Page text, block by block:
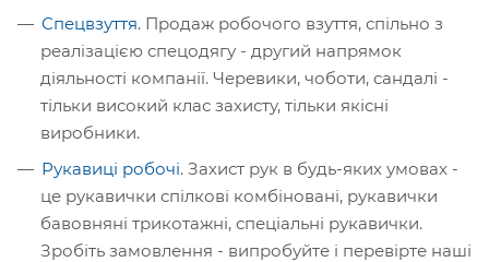
Спецвзуття. Продаж робочого взуття, спільно з
реалізацією спецодягу - другий напрямок
діяльності компанії. Черевики, чоботи, сандалі -
тільки високий клас захисту, тільки якісні
виробники.
Рукавиці робочі. Захист рук в будь-яких умовах -
це рукавички спілкові комбіновані, рукавички
бавовняні трикотажні, спеціальні рукавички.
Зробіть замовлення - випробуйте і перевірте наші